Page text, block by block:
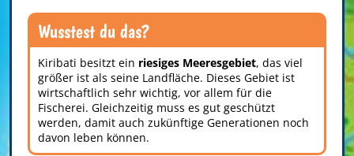
Wusstest du das?
Kiribati besitzt ein riesiges Meeresgebiet, das viel
größer ist als seine Landfläche. Dieses Gebiet ist
wirtschaftlich sehr wichtig, vor allem für die
Fischerei. Gleichzeitig muss es gut geschützt
werden, damit auch zukünftige Generationen noch
davon leben können.